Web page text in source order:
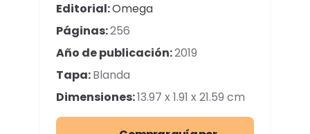
Editorial:Omega
Páginas:256
Año de publicación:2019
Tapa:Blanda
Dimensiones:13.97 x 1.91 x 21.59 cm